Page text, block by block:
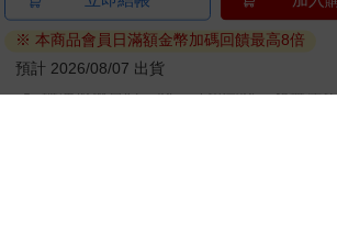
刀…等）
若非上列種類商品，均享有到貨7天的猶
日）。
辦理退換貨時，商品（組合商品恕無法